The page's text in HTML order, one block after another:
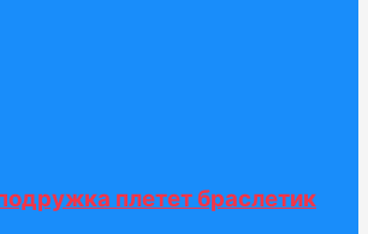
плетет браслетик